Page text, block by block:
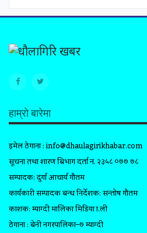
हाम्रो बारेमा
इमेल ठेगाना :info@dhaulagirikhabar.com
सूचना तथा प्रशारण बिभाग दर्ता न. २३५८ ०७७ ७८
सम्पादक: दुर्गा आचार्य गौतम
कार्यकारी सम्पादक प्रबन्ध निर्देशक: सन्तोष गौतम
प्रकाशक: म्याग्दी मालिका मिडिया प्रा.ली
ठेगाना : बेनी नगरपालिका–७ म्याग्दी